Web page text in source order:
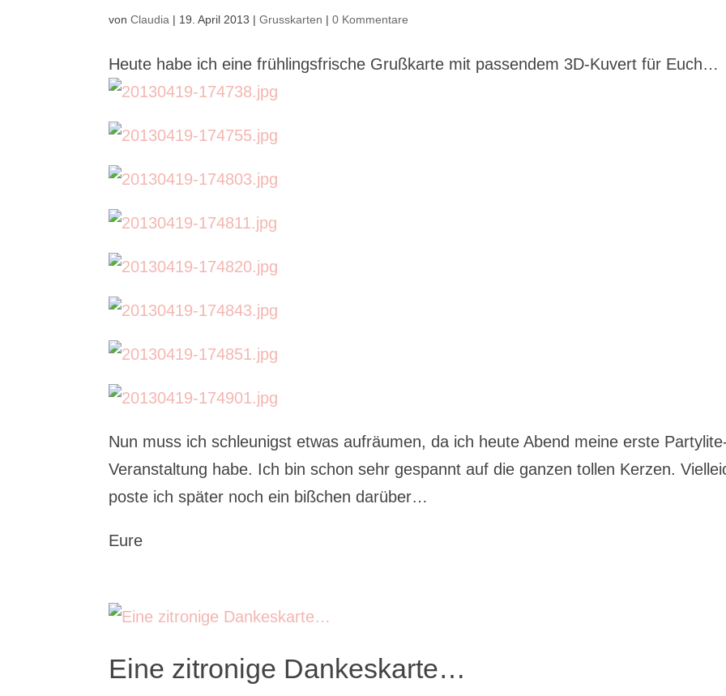
vonClaudia | 19. April 2013 |Grusskarten |0 Kommentare
Heute habe ich eine frühlingsfrische Grußkarte mit passendem 3D-Kuvert für Euch…
Nun muss ich schleunigst etwas aufräumen, da ich heute Abend meine erste
Veranstaltung habe. Ich bin schon sehr gespannt auf die ganzen tollen Kerzen.
poste ich später noch ein bißchen darüber…
Eure
Eine zitronige Dankeskarte…